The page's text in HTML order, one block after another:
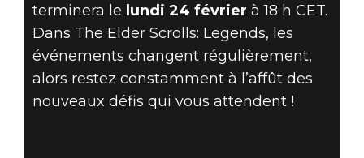
terminera le lundi 24 février à 18 h CET.
Dans The Elder Scrolls: Legends, les
événements changent régulièrement,
alors restez constamment à l’affût des
nouveaux défis qui vous attendent !